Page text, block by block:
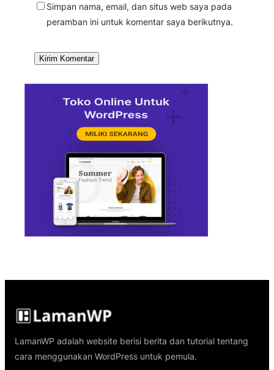
Simpan nama, email, dan situs web saya pada
peramban ini untuk komentar saya berikutnya.
LamanWP adalah website berisi berita dan tutorial tentang
cara menggunakan WordPress untuk pemula.